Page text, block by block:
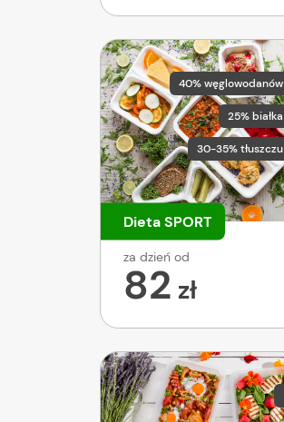
40% węglowodanów
25% białka
30-35% tłuszczu
Dieta SPORT
za dzień od
82 zł